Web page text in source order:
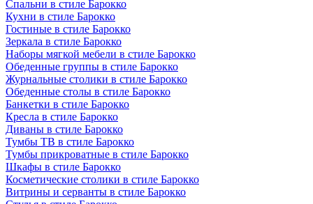
Спальни в стиле Барокко
Кухни в стиле Барокко
Гостиные в стиле Барокко
Зеркала в стиле Барокко
Наборы мягкой мебели в стиле Барокко
Обеденные группы в стиле Барокко
Журнальные столики в стиле Барокко
Обеденные столы в стиле Барокко
Банкетки в стиле Барокко
Кресла в стиле Барокко
Диваны в стиле Барокко
Тумбы ТВ в стиле Барокко
Тумбы прикроватные в стиле Барокко
Шкафы в стиле Барокко
Косметические столики в стиле Барокко
Витрины и серванты в стиле Барокко